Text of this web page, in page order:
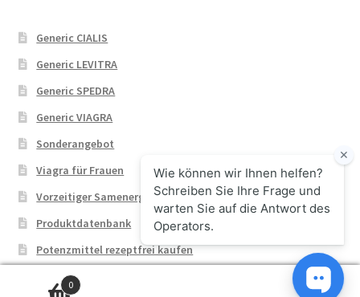
Generic CIALIS
Generic LEVITRA
Generic SPEDRA
Generic VIAGRA
Sonderangebot
Viagra für Frauen
Vorzeitiger Samenerguss
Produktdatenbank
Potenzmittel rezeptfrei kaufen
0